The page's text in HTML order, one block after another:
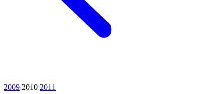
2009 2010 2011